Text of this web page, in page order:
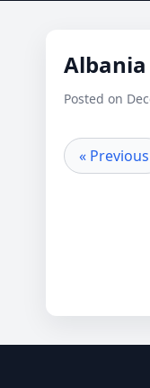
Albania
Posted on
« Previous